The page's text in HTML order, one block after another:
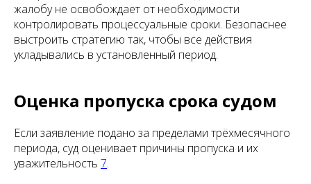
жалобу не освобождает от необходимости
контролировать процессуальные сроки. Безопаснее
выстроить стратегию так, чтобы все действия
укладывались в установленный период.
Оценка пропуска срока судом
Если заявление подано за пределами трёхмесячного
периода, суд оценивает причины пропуска и их
уважительность 7.